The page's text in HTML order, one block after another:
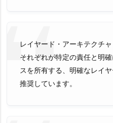
レイヤード・アーキテクチ
それぞれが特定の責任と明
スを所有する、明確なレイ
推奨しています。